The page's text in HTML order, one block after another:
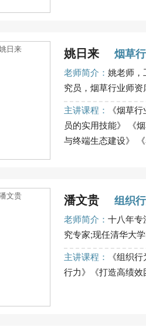
姚日来 烟草
老师简介： 姚老师，
究员，烟草行业师
主讲课程：
《烟草
员的实用技能》 《
与终端生态建设》
潘文贵 组织
老师简介： 十八年专
究专家;现任清华大
主讲课程：
《组织
行力》《打造高绩